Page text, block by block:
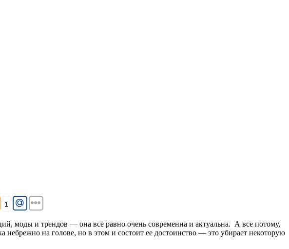
1
моды и трендов — она все равно очень современна и актуальна. А все потому,
небрежно на голове, но в этом и состоит ее достоинство — это убирает некоторую